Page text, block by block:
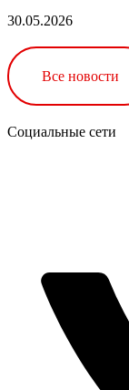
30.05.2026
Все новости
Социальные сети